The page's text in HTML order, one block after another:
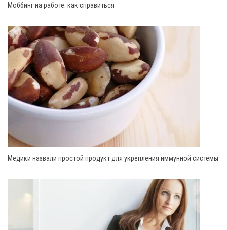
Моббинг на работе: как справиться
Медики назвали простой продукт для укрепления иммунной системы